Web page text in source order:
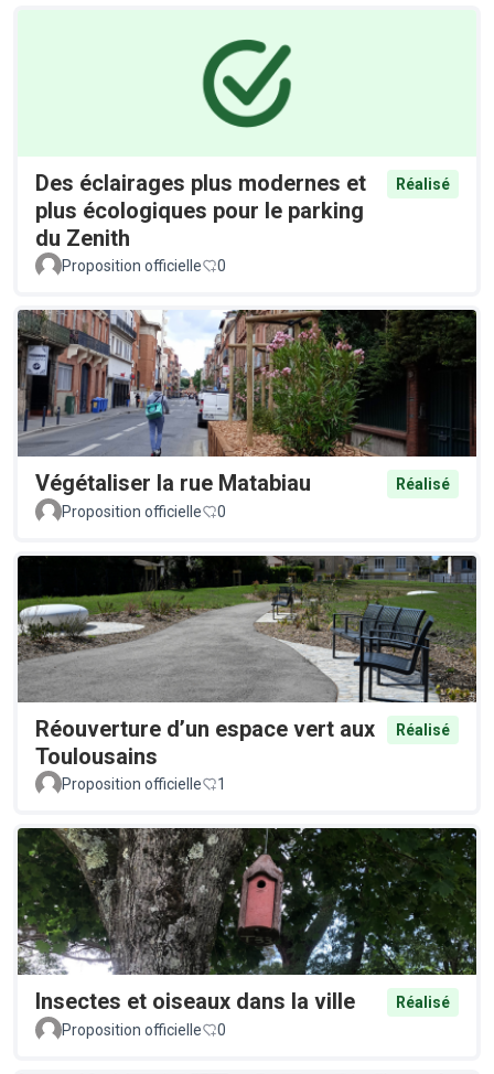
Des éclairages plus modernes et
plus écologiques pour le parking
du Zenith
Réalisé
Proposition officielle 0
Végétaliser la rue Matabiau
Réalisé
Proposition officielle
0
Réouverture d’un espace vert aux
Toulousains
Réalisé
Proposition officielle 1
Insectes et oiseaux dans la ville
Réalisé
Proposition officielle
0